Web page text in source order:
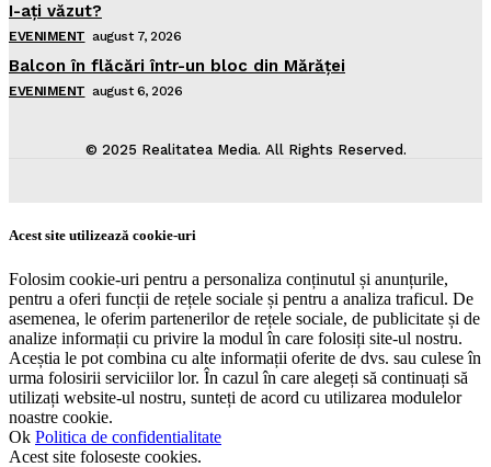
I-aţi văzut?
EVENIMENT august 7, 2026
Balcon în flăcări într-un bloc din Mărăţei
EVENIMENT august 6, 2026
© 2025 Realitatea Media. All Rights Reserved.
Acest site utilizează cookie-uri
Folosim cookie-uri pentru a personaliza conținutul și anunțurile,
pentru a oferi funcții de rețele sociale și pentru a analiza traficul. De
asemenea, le oferim partenerilor de rețele sociale, de publicitate și de
analize informații cu privire la modul în care folosiți site-ul nostru.
Aceștia le pot combina cu alte informații oferite de dvs. sau culese în
urma folosirii serviciilor lor. În cazul în care alegeți să continuați să
utilizați website-ul nostru, sunteți de acord cu utilizarea modulelor
noastre cookie.
Ok Politica de confidentialitate
Acest site foloseste cookies.